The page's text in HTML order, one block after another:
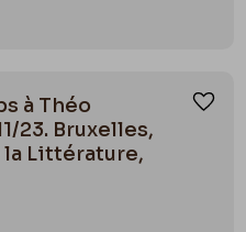
à Théo
23. Bruxelles,
la Littérature,